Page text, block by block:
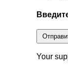
Your